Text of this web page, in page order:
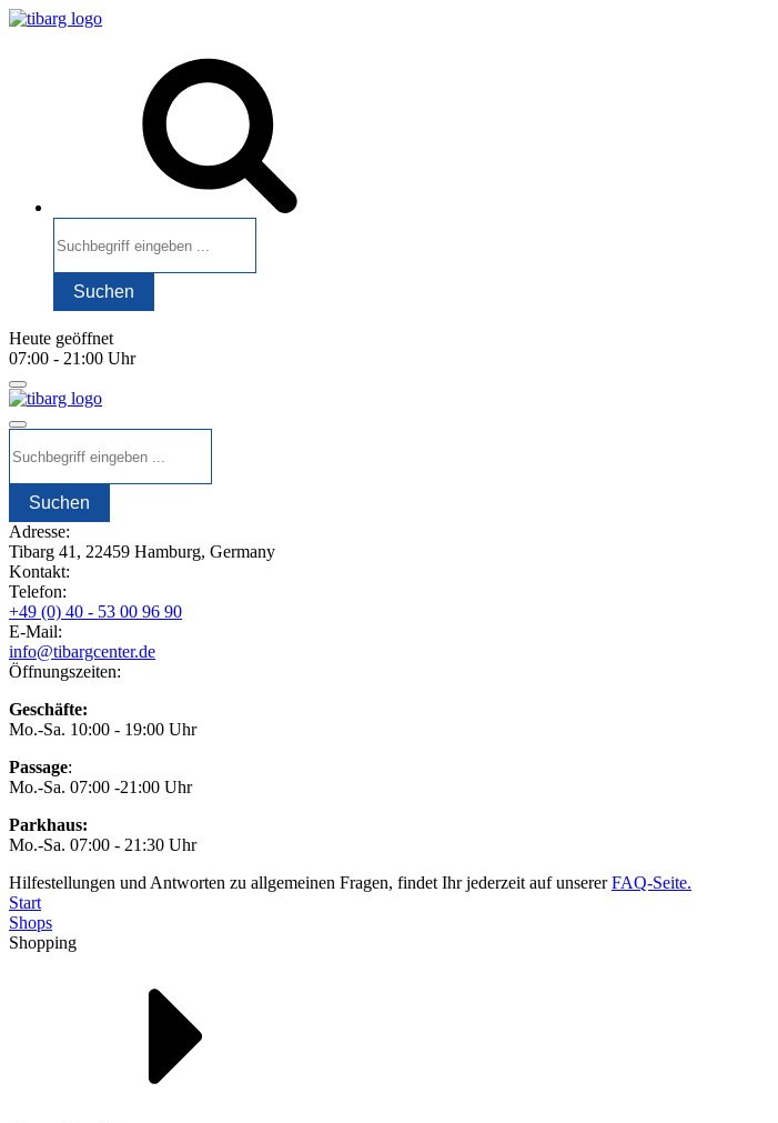
Heute geöffnet
07:00 - 21:00 Uhr
Adresse:
Tibarg 41, 22459 Hamburg, Germany
Kontakt:
Telefon:
+49 (0) 40 - 53 00 96 90
E-Mail:
info@tibargcenter.de
Öffnungszeiten:
Geschäfte:
Mo.-Sa. 10:00 - 19:00 Uhr
Passage:
Mo.-Sa. 07:00 -21:00 Uhr
Parkhaus:
Mo.-Sa. 07:00 - 21:30 Uhr
Hilfestellungen und Antworten zu allgemeinen Fragen, findet Ihr jederzeit auf unsererFAQ-Seite.
Start
Shops
Shopping